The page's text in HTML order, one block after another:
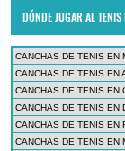
DÓNDE JUGAR AL
CANCHAS DE TENIS EN
CANCHAS DE TENIS EN
CANCHAS DE TENIS EN
CANCHAS DE TENIS EN
CANCHAS DE TENIS EN
CANCHAS DE TENIS EN